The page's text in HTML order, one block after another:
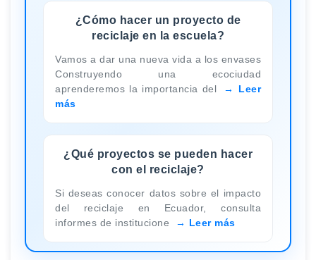
¿Cómo hacer un proyecto de
reciclaje en la escuela?
Vamos a dar una nueva vida a los envases
Construyendo una ecociudad
aprenderemos la importancia del
Leer
más
¿Qué proyectos se pueden hacer
con el reciclaje?
Si deseas conocer datos sobre el impacto
del reciclaje en Ecuador, consulta
informes de institucione
Leer más